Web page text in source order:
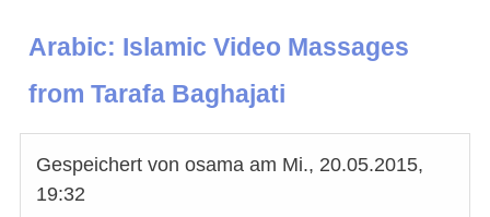
Arabic: Islamic Video Massages
from Tarafa Baghajati
Gespeichert von osama am Mi., 20.05.2015,
19:32